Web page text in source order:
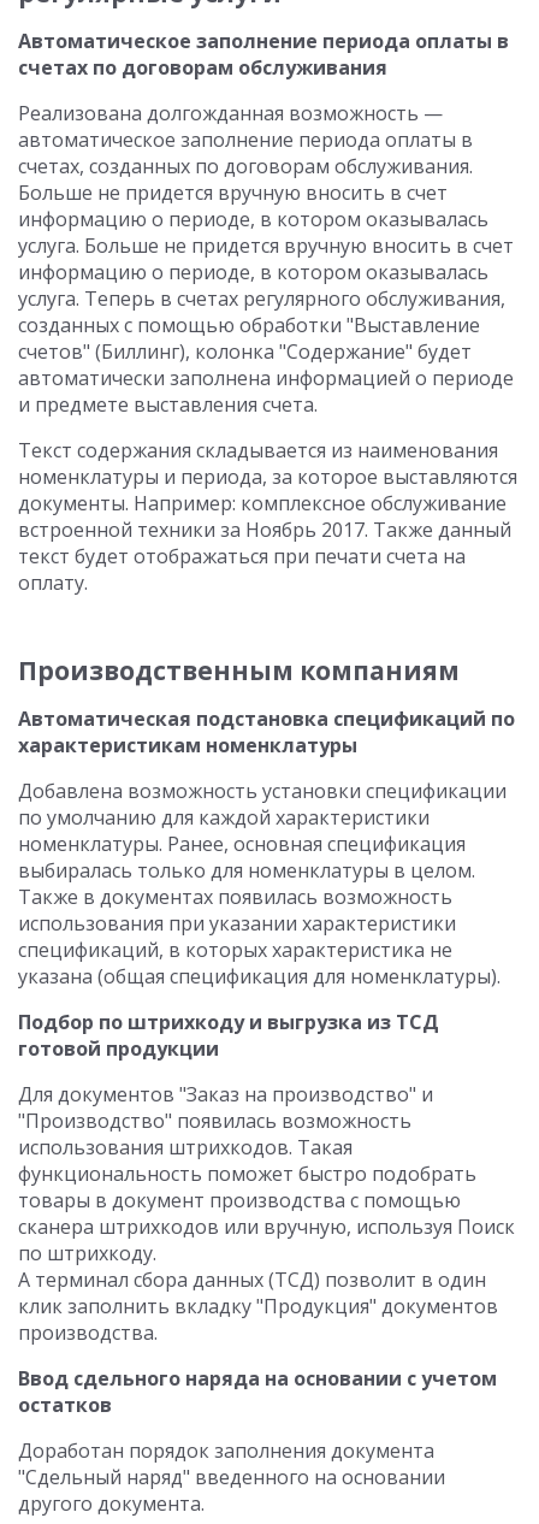
Автоматическое заполнение периода оплаты в
счетах по договорам обслуживания
Реализована долгожданная возможность —
автоматическое заполнение периода оплаты в
счетах, созданных по договорам обслуживания.
Больше не придется вручную вносить в счет
информацию о периоде, в котором оказывалась
услуга. Больше не придется вручную вносить в счет
информацию о периоде, в котором оказывалась
услуга. Теперь в счетах регулярного обслуживания,
созданных с помощью обработки "Выставление
счетов" (Биллинг), колонка "Содержание" будет
автоматически заполнена информацией о периоде
и предмете выставления счета.
Текст содержания складывается из наименования
номенклатуры и периода, за которое выставляются
документы. Например: комплексное обслуживание
встроенной техники за Ноябрь 2017. Также данный
текст будет отображаться при печати счета на
оплату.
Производственным компаниям
Автоматическая подстановка спецификаций по
характеристикам номенклатуры
Добавлена возможность установки спецификации
по умолчанию для каждой характеристики
номенклатуры. Ранее, основная спецификация
выбиралась только для номенклатуры в целом.
Также в документах появилась возможность
использования при указании характеристики
спецификаций, в которых характеристика не
указана (общая спецификация для номенклатуры).
Подбор по штрихкоду и выгрузка из ТСД
готовой продукции
Для документов "Заказ на производство" и
"Производство" появилась возможность
использования штрихкодов. Такая
функциональность поможет быстро подобрать
товары в документ производства с помощью
сканера штрихкодов или вручную, используя Поиск
по штрихкоду.
А терминал сбора данных (ТСД) позволит в один
клик заполнить вкладку "Продукция" документов
производства.
Ввод сдельного наряда на основании с учетом
остатков
Доработан порядок заполнения документа
"Сдельный наряд" введенного на основании
другого документа.